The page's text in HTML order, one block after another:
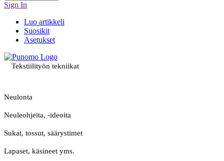
Sign In
Luo artikkeli
Suosikit
Asetukset
Tekstiilityön tekniikat
Neulonta
Neuleohjeita, -ideoita
Sukat, tossut, säärystimet
Lapaset, käsineet yms.